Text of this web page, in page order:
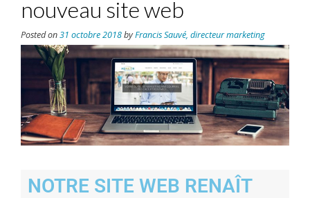
nouveau site web
Posted on31 octobre 2018byFrancis Sauvé, directeur marketing
NOTRE SITE WEB RENAÎT